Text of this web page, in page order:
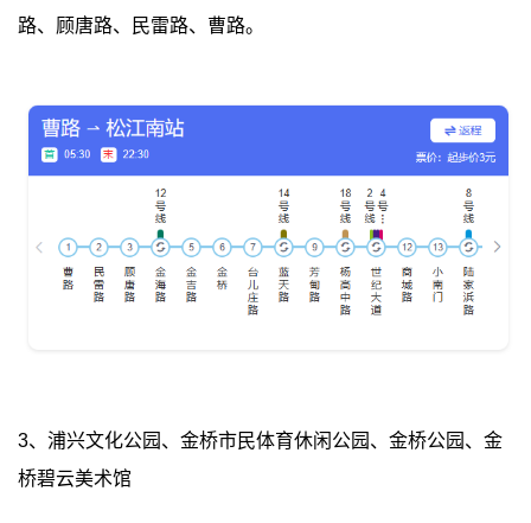
路、顾唐路、民雷路、曹路。
3、浦兴文化公园、金桥市民体育休闲公园、金桥公园、金
桥碧云美术馆